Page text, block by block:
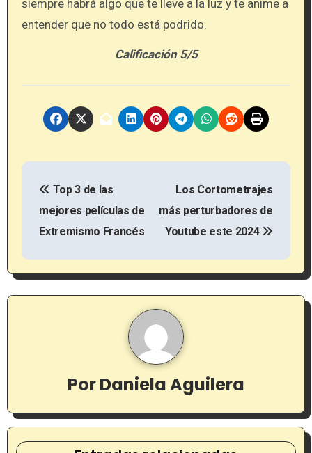
siempre habrá algo que te lleve a la luz y te anime a
entender que no todo está podrido.
Calificación 5/5
N
e
g
n
Top 3 de las
mejores películas de
Extremismo Francés
Los Cortometrajes
más perturbadores de
Youtube este 2024
PorDaniela Aguilera